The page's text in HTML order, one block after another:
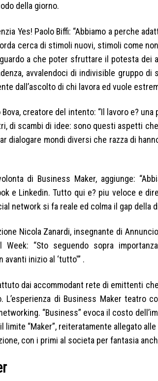
della giorno.
Yes! Paolo Biffi: “Abbiamo a perche
cerca di stimoli nuovi, stimoli come
a che poter sfruttare il potesta dei
avvalendoci di indivisible gruppo di
dall’ascolto di chi lavora ed vuole
creatore del intento: “Il lavoro e?
di scambi di idee: sono questi aspetti
dialogare mondi diversi che razza di
di Business Maker, aggiunge:
e Linkedin. Tutto qui e? piu veloce e
network si fa reale ed colma il gap della
Nicola Zanardi, insegnante di
“Sto seguendo sopra
inizio al ‘tutto'” .
dai accommodant rete di emittenti
di Business Maker teatro
“Business” evoca il costo
limite “Maker”, reiteratamente allegato
con i primi al societa per fantasia